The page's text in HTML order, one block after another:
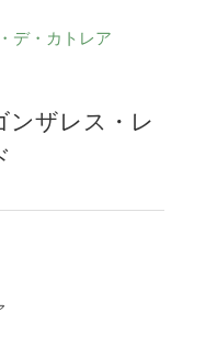
デ・カトレア
ンザレス・レ